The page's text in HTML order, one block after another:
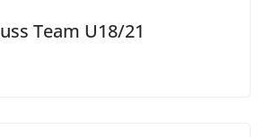
Team U18/21